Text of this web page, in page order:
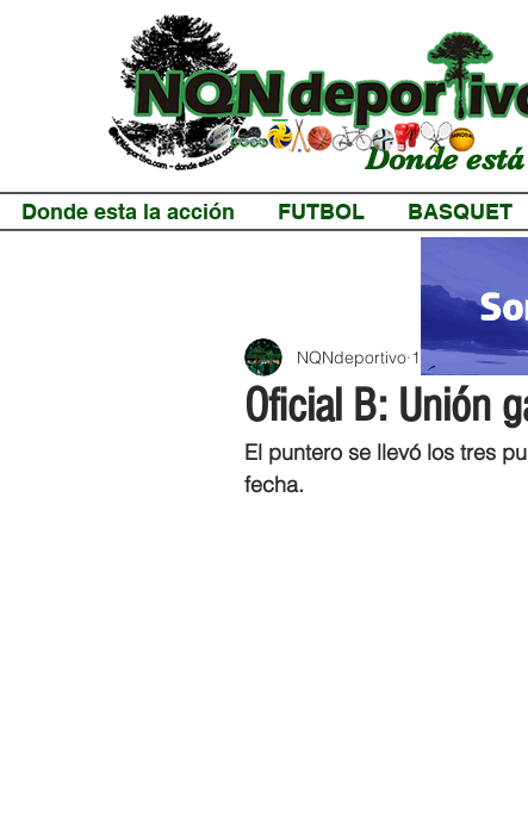
Donde
Donde esta la acción FUTBOL BASQUET
Oficial B: Unión
NQNdeportivo 1 min de
El puntero se llevó los tres
fecha.